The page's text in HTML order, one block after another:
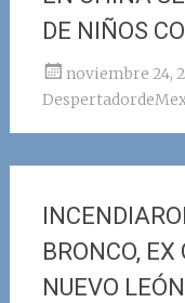
DE NIÑOS
noviembre 24,
BRONCO, EX
NUEVO LEÓN